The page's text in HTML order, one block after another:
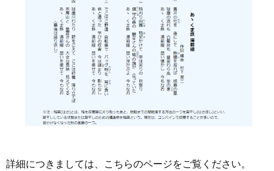
詳細につきましては、こちらのページをご覧ください。